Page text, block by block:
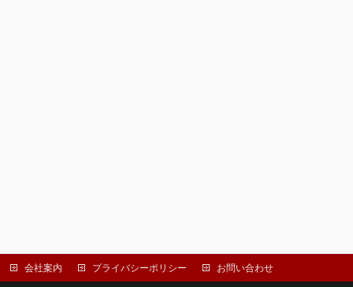
会社案内 プライバシーポリシー お問い合わせ